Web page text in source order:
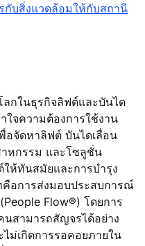
กับสิ่งแวดล้อมให้กับสถานี
กในธุรกิจลิฟต์และบันได
ใจความต้องการใช้งาน
อจัดหาลิฟต์ บันไดเลื่อน
หกรรม และโซลูชั่น
ห้ทันสมัยและการบำรุง
อการส่งมอบประสบการณ์
Flow®) โดยการ
สามารถสัญจรได้อย่าง
ม่เกิดการรอคอยภายใน